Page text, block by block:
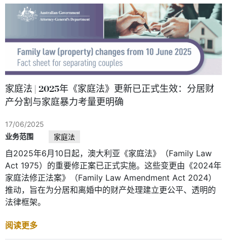
家庭法 | 2025年《家庭法》更新已正式生效：分居财
产分割与家庭暴力考量更明确
17/06/2025
业务范围
家庭法
自2025年6月10日起，澳大利亚《家庭法》（Family Law
Act 1975）的重要修正案已正式实施。这些变更由《2024年
家庭法修正法案》（Family Law Amendment Act 2024）
推动，旨在为分居和离婚中的财产处理建立更公平、透明的
法律框架。
阅读更多